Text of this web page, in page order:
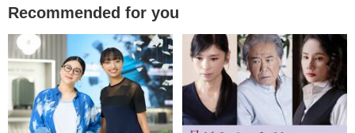
Recommended for you